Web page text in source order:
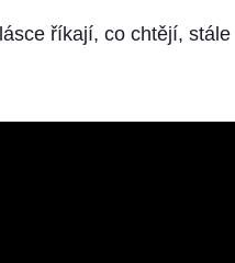
říkají, co chtějí, stále